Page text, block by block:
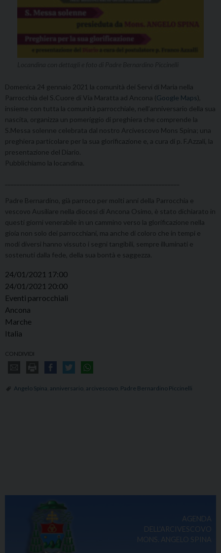
Domenica 24 gennaio 2021 la comunità dei Servi di Maria nella
Parrocchia del S.Cuore di Via Maratta ad Ancona (Google Maps),
insieme con tutta la comunità parrocchiale, nell’anniversario della sua
nascita, organizza un pomeriggio di preghiera che comprende la
S.Messa solenne celebrata dal nostro Arcivescovo Mons Spina; una
preghiera particolare per la sua glorificazione e, a cura di p. F.Azzali, la
presentazione del Diario.
Pubblichiamo la locandina.
Padre Bernardino, già parroco per molti anni della Parrocchia e
vescovo Ausiliare nella diocesi di Ancona Osimo, è stato dichiarato in
questi giorni venerabile in un cammino verso la glorificazione nella
gioia non solo dei parrocchiani, ma anche di coloro che in tempi e
modi diversi hanno vissuto i segni tangibili, sempre illuminati e
sostenuti dalla fede, della sua bontà e saggezza.
24/01/2021 17:00
24/01/2021 20:00
Eventi parrocchiali
Ancona
Marche
Italia
CONDIVIDI
Angelo Spina anniversario arcivescovo Padre Bernardino Piccinelli
AGENDA
DELL'ARCIVESCOVO
MONS. ANGELO SPINA